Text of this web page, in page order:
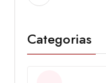
Categorias